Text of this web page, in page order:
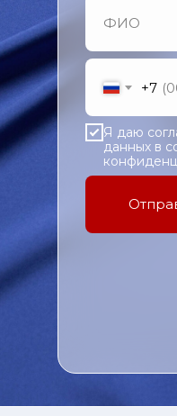
+7
Я даю
данных в